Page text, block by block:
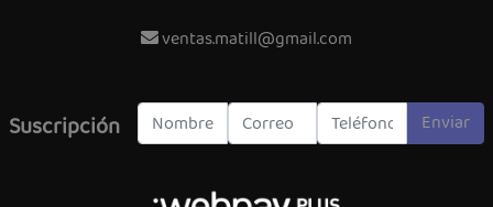
ventas.matill@gmail.com
Suscripción Enviar